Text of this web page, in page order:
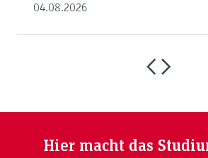
04.08.2026
Hier macht das